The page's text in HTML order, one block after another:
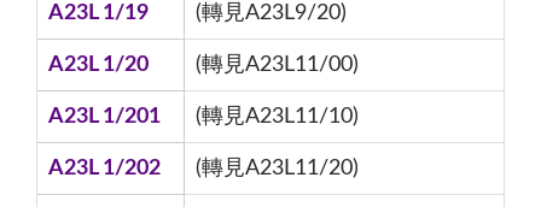
A23L 1/19 (轉見A23L9/20)
A23L 1/20 (轉見A23L11/00)
A23L 1/201 (轉見A23L11/10)
A23L 1/202 (轉見A23L11/20)